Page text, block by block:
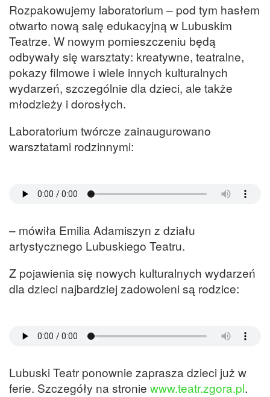
Rozpakowujemy laboratorium – pod tym hasłem
otwarto nową salę edukacyjną w Lubuskim
Teatrze. W nowym pomieszczeniu będą
odbywały się warsztaty: kreatywne, teatralne,
pokazy filmowe i wiele innych kulturalnych
wydarzeń, szczególnie dla dzieci, ale także
młodzieży i dorosłych.
Laboratorium twórcze zainaugurowano
warsztatami rodzinnymi:
– mówiła Emilia Adamiszyn z działu
artystycznego Lubuskiego Teatru.
Z pojawienia się nowych kulturalnych wydarzeń
dla dzieci najbardziej zadowoleni są rodzice:
Lubuski Teatr ponownie zaprasza dzieci już w
ferie. Szczegóły na stronie www.teatr.zgora.pl.